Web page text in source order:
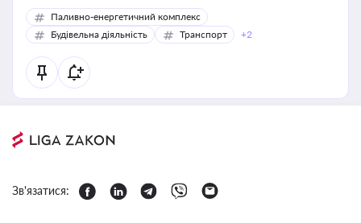
Паливно-енергетичний комплекс
Будівельна діяльність
Транспорт +2
Зв'язатися: